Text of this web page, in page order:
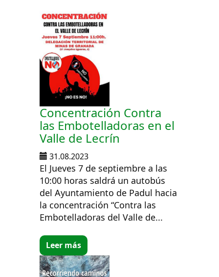
Concentración Contra
las Embotelladoras en el
Valle de Lecrín
31.08.2023
El Jueves 7 de septiembre a las
10:00 horas saldrá un autobús
del Ayuntamiento de Padul hacia
la concentración “Contra las
Embotelladoras del Valle de...
Leer más